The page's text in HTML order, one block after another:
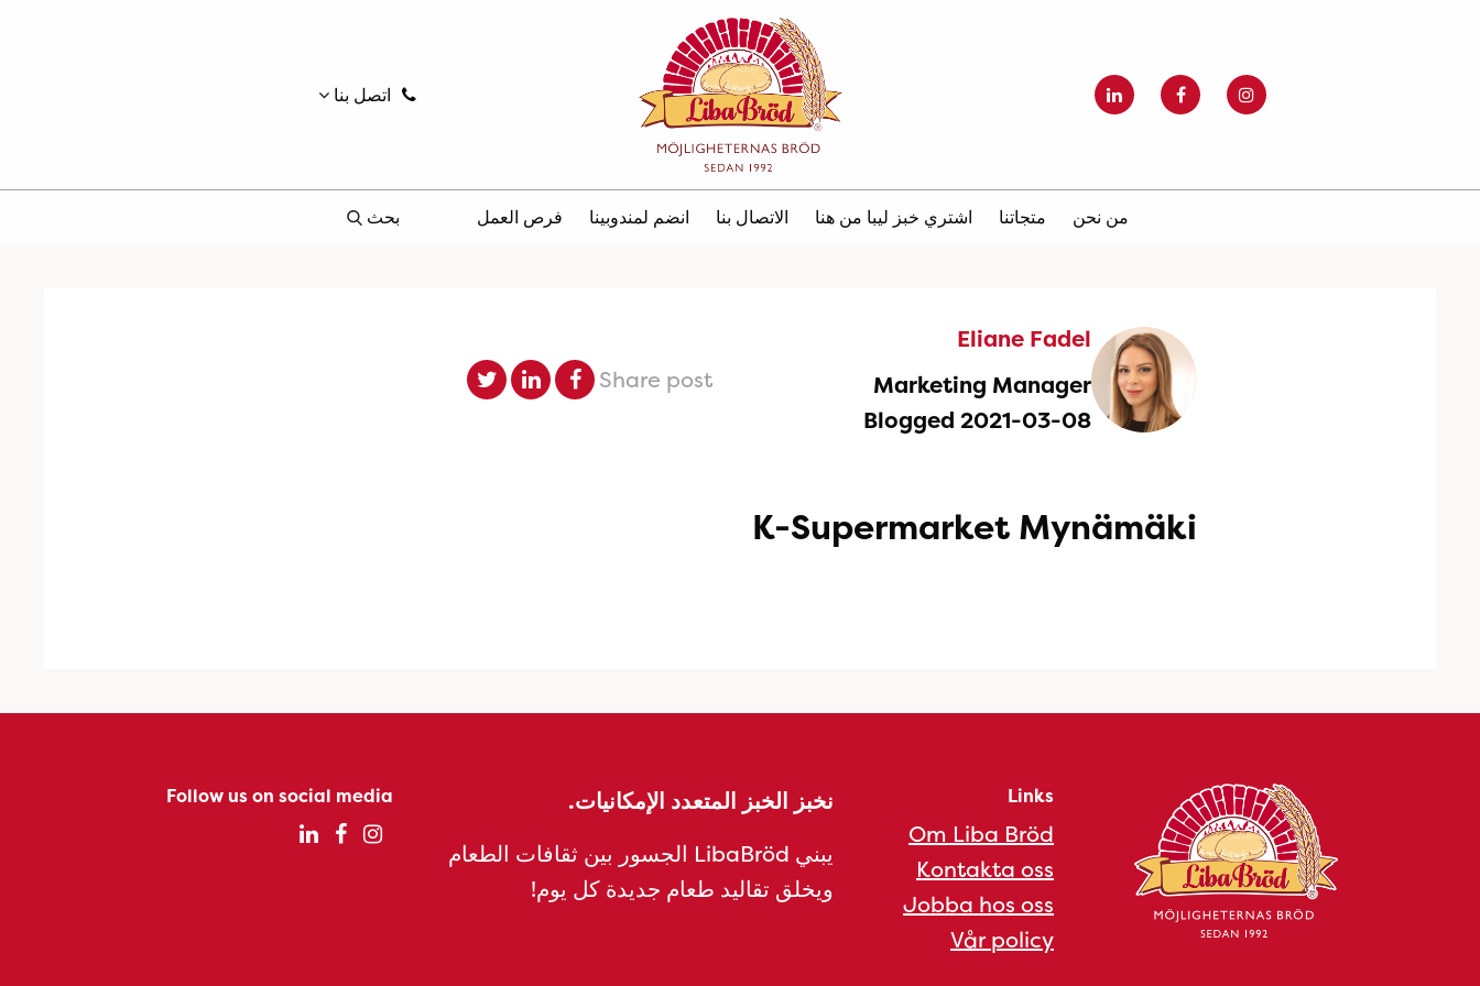
اتصل بنا
من نحن متجاتنا اشتري خبز ليبا من هنا الاتصال بنا انضم لمندوبينا فرص العمل بحث
Eliane Fadel
Marketing Manager
Blogged 2021-03-08
Share post
K-Supermarket Mynämäki
Links
Om Liba Bröd
Kontakta oss
Jobba hos oss
Vår policy
نخبز الخبز المتعدد الإمكانيات.
يبني LibaBröd الجسور بين ثقافات الطعام
ويخلق تقاليد طعام جديدة كل يوم!
Follow us on social media